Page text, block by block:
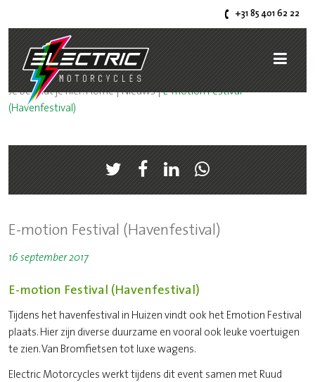
+31 85 401 62 22
Je bevindt je hier:Home|Nieuws|E-motion Festival
(Havenfestival)
E-motion Festival (Havenfestival)
16 september 2017
E-motion Festival (Havenfestival)
Tijdens het havenfestival in Huizen vindt ook het Emotion Festival
plaats. Hier zijn diverse duurzame en vooral ook leuke voertuigen
te zien. Van Bromfietsen tot luxe wagens.
Electric Motorcycles werkt tijdens dit event samen met Ruud